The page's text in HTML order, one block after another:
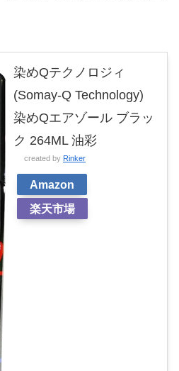
染めQテクノロジィ
(Somay-Q Technology)
染めQエアゾール ブラッ
ク 264ML 油彩
created by Rinker
Amazon
楽天市場